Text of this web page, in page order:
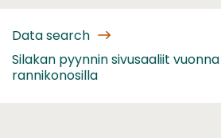
Data search
Silakan pyynnin sivusaaliit
rannikonosilla